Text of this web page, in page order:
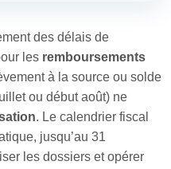
des délais de
les remboursements
à la source ou solde
ou début août) ne
. Le calendrier fiscal
jusqu’au 31
les dossiers et opérer